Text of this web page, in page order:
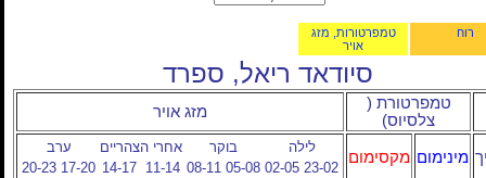
טמפרטורות, מזג
אויר
רוח
סיודאד ריאל, ספרד
טמפרטורת (
צלסיוס)
מזג אויר
מינימום מקסימום
לילה בוקר אחרי הצהריים
ערב
23-02
02-05
05-08
08-11
11-14
14-17
17-20
20-23